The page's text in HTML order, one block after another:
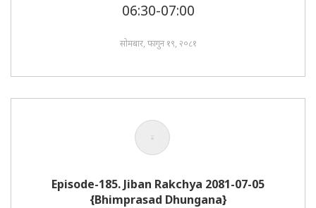
06:30-07:00
सोमबार, फागुन १९, २०८१
Episode-185. Jiban Rakchya 2081-07-05
{Bhimprasad Dhungana}